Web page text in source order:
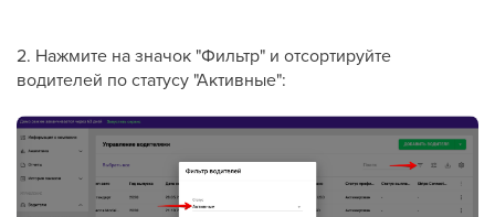
2. Нажмите на значок "Фильтр" и отсортируйте
водителей по статусу "Активные":